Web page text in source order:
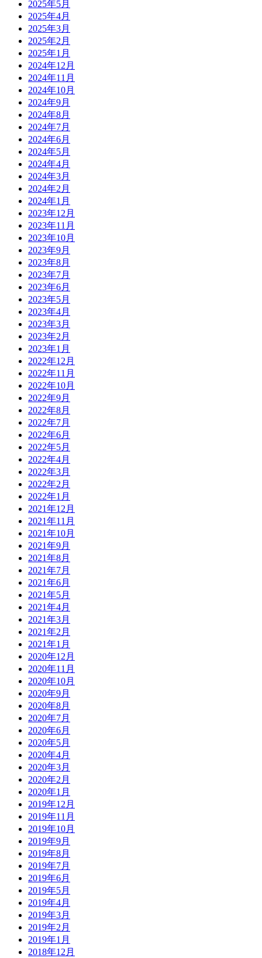
2025年5月
2025年4月
2025年3月
2025年2月
2025年1月
2024年12月
2024年11月
2024年10月
2024年9月
2024年8月
2024年7月
2024年6月
2024年5月
2024年4月
2024年3月
2024年2月
2024年1月
2023年12月
2023年11月
2023年10月
2023年9月
2023年8月
2023年7月
2023年6月
2023年5月
2023年4月
2023年3月
2023年2月
2023年1月
2022年12月
2022年11月
2022年10月
2022年9月
2022年8月
2022年7月
2022年6月
2022年5月
2022年4月
2022年3月
2022年2月
2022年1月
2021年12月
2021年11月
2021年10月
2021年9月
2021年8月
2021年7月
2021年6月
2021年5月
2021年4月
2021年3月
2021年2月
2021年1月
2020年12月
2020年11月
2020年10月
2020年9月
2020年8月
2020年7月
2020年6月
2020年5月
2020年4月
2020年3月
2020年2月
2020年1月
2019年12月
2019年11月
2019年10月
2019年9月
2019年8月
2019年7月
2019年6月
2019年5月
2019年4月
2019年3月
2019年2月
2019年1月
2018年12月